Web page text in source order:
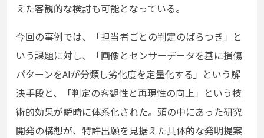
えた客観的な検討も可能となっている。
今回の事例では、「担当者ごとの判定のばらつき」と
いう課題に対し、「画像とセンサーデータを基に損傷
パターンをAIが分類し劣化度を定量化する」という解
決手段と、「判定の客観性と再現性の向上」という技
術的効果が瞬時に体系化された。頭の中にあった研究
開発の構想が、特許出願を見据えた具体的な発明提案